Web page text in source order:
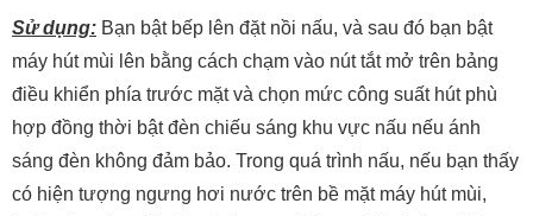
Sử dụng: Bạn bật bếp lên đặt nồi nấu, và sau đó bạn bật
máy hút mùi lên bằng cách chạm vào nút tắt mở trên bảng
điều khiển phía trước mặt và chọn mức công suất hút phù
hợp đồng thời bật đèn chiếu sáng khu vực nấu nếu ánh
sáng đèn không đảm bảo. Trong quá trình nấu, nếu bạn thấy
có hiện tượng ngưng hơi nước trên bề mặt máy hút mùi,